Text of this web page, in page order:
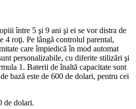
între 5 şi 9 ani şi ei se vor distra de
4 roţi. Pe lângă controlul parental,
care împiedică în mod automat
personalizabile, cu diferite stilizări şi
1. Baterii de înaltă capacitate sunt
bază este de 600 de dolari, pentru cei
de dolari.